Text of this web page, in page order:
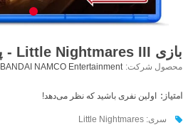
بازی Little Nightmares III - پلی استیشن 4
محصول شرکت: BANDAI NAMCO Entertainment
امتیاز: اولین نفری باشید که نظر می‌دهد!
سری:‌ Little Nightmares